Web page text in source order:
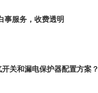
事服务，收费透明
关和漏电保护器配置方案？